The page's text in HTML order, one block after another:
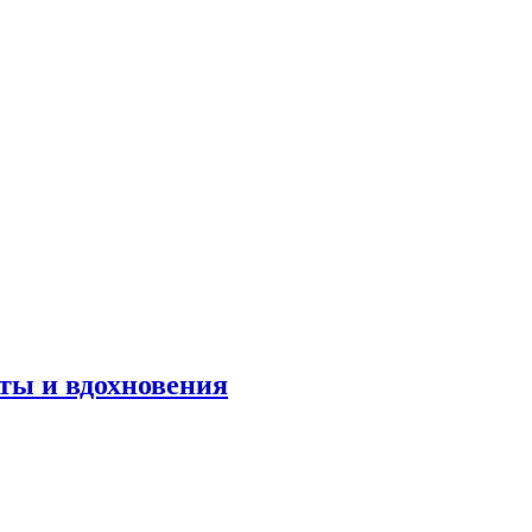
и вдохновения